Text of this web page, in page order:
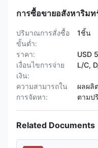
การซื้อขายอสังหาริมท
ปริมาณการสั่งซื้อ
ขั้นต่ำ:
1ชิ้น
ราคา:
USD
เงื่อนไขการจ่าย
เงิน:
L/C,
ความสามารถใน
การจัดหา:
ผลผลิ
ตามป
Related Documents